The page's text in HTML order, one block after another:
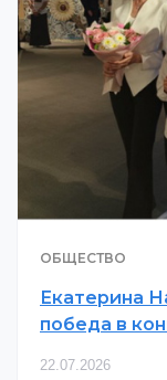
ОБЩЕСТВО
Екатерина
победа в
22.07.2026